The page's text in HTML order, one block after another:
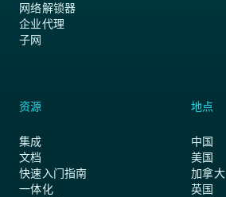
网络解锁器
企业代理
子网
资源
集成
文档
快速入门指南
一体化
地点
中国
美国
加拿大
英国